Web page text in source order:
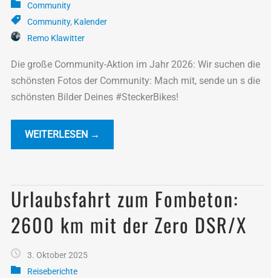
Community
Community, Kalender
Remo Klawitter
Die große Community-Aktion im Jahr 2026: Wir suchen die
schönsten Fotos der Community: Mach mit, sende un s die
schönsten Bilder Deines #SteckerBikes!
WEITERLESEN →
Urlaubsfahrt zum Fombeton:
2600 km mit der Zero DSR/X
3. Oktober 2025
Reiseberichte